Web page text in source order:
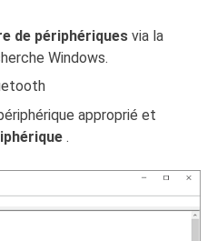
de périphériques via la
Windows.
approprié et
.